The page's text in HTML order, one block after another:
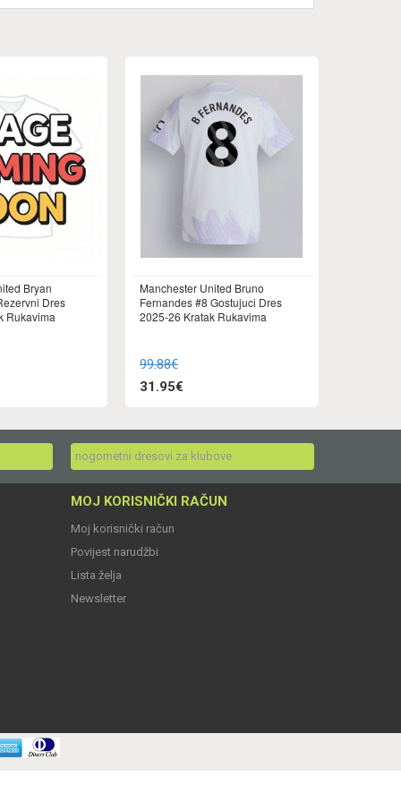
Bryan
Dres
Rukavima
Manchester United Bruno
Fernandes #8 Gostujuci Dres
2025-26 Kratak Rukavima
99.88€
31.95€
nogometni dresovi za klubove
MOJ KORISNIČKI RAČUN
Moj korisnički račun
Povijest narudžbi
Lista želja
Newsletter